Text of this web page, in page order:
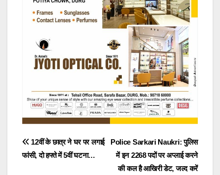
Post
navigation
Police Sarkari Naukri: पुलिस
में इन 2268 पदों पर अप्लाई करने
की कल है आखिरी डेट, जल्द करें
12वीं के छात्र ने घर पर लगाई
फांसी, दो हफ्ते में 5वीं घटना…